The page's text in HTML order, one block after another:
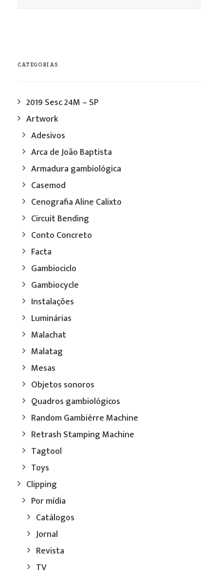
CATEGORIAS
2019 Sesc 24M – SP
Artwork
Adesivos
Arca de João Baptista
Armadura gambiológica
Casemod
Cenografia Aline Calixto
Circuit Bending
Conto Concreto
Facta
Gambiociclo
Gambiocycle
Instalações
Luminárias
Malachat
Malatag
Mesas
Objetos sonoros
Quadros gambiológicos
Random Gambièrre Machine
Retrash Stamping Machine
Tagtool
Toys
Clipping
Por mídia
Catálogos
Jornal
Revista
TV